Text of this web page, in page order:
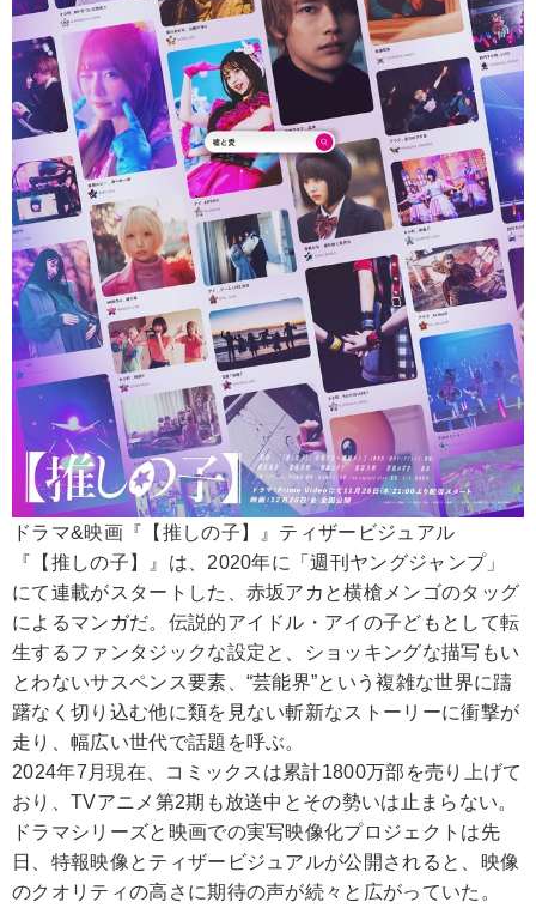
ドラマ&映画『【推しの子】』ティザービジュアル
『【推しの子】』は、2020年に「週刊ヤングジャンプ」
にて連載がスタートした、赤坂アカと横槍メンゴのタッグ
によるマンガだ。伝説的アイドル・アイの子どもとして転
生するファンタジックな設定と、ショッキングな描写もい
とわないサスペンス要素、“芸能界”という複雑な世界に躊
躇なく切り込む他に類を見ない斬新なストーリーに衝撃が
走り、幅広い世代で話題を呼ぶ。
2024年7月現在、コミックスは累計1800万部を売り上げて
おり、TVアニメ第2期も放送中とその勢いは止まらない。
ドラマシリーズと映画での実写映像化プロジェクトは先
日、特報映像とティザービジュアルが公開されると、映像
のクオリティの高さに期待の声が続々と広がっていた。